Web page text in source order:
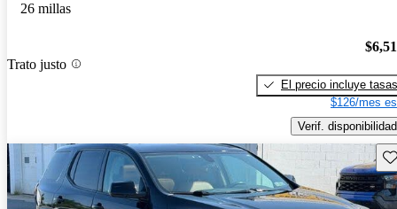
26 millas
Trato justo
El precio incluye tasas
$126/mes
Verif. disponibilidad